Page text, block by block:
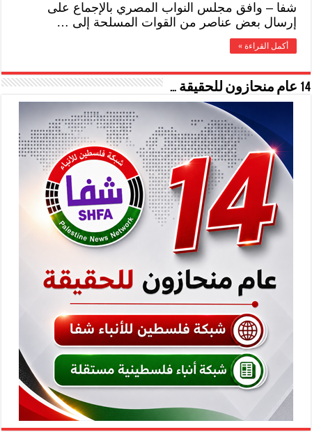
شفا – وافق مجلس النواب المصري بالإجماع على
إرسال بعض عناصر من القوات المسلحة إلى …
أكمل القراءة »
14 عام منحازون للحقيقة …